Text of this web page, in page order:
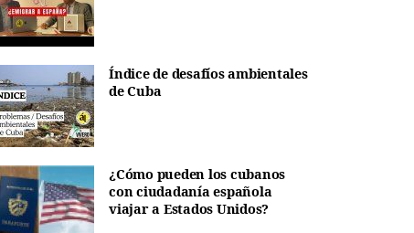
Índice de desafíos ambientales
de Cuba
¿Cómo pueden los cubanos
con ciudadanía española
viajar a Estados Unidos?